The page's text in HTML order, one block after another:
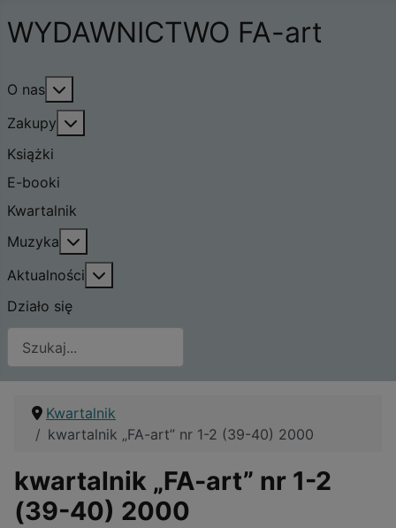
WYDAWNICTWO FA-art
O nas
Zakupy
Książki
E-booki
Kwartalnik
Muzyka
Aktualności
Działo się
Kwartalnik
kwartalnik „FA-art” nr 1-2 (39-40) 2000
kwartalnik „FA-art” nr 1-2
(39-40) 2000